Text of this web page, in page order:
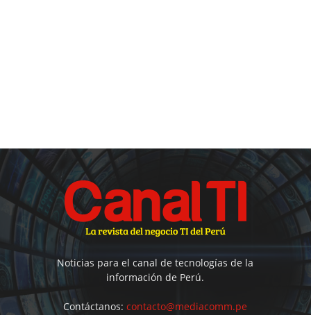
Noticias para el canal de tecnologías de la
información de Perú.
Contáctanos:contacto@mediacomm.pe